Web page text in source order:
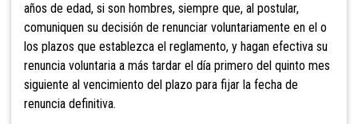
años de edad, si son hombres, siempre que, al postular,
comuniquen su decisión de renunciar voluntariamente en el o
los plazos que establezca el reglamento, y hagan efectiva su
renuncia voluntaria a más tardar el día primero del quinto mes
siguiente al vencimiento del plazo para fijar la fecha de
renuncia definitiva.